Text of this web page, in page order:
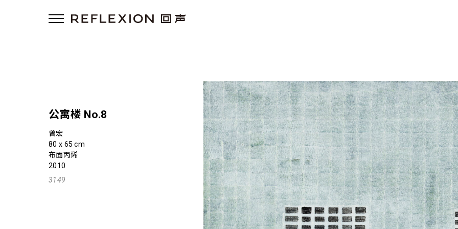
公寓楼 No.8
曾宏
80 x 65 cm
布面丙烯
2010
3149